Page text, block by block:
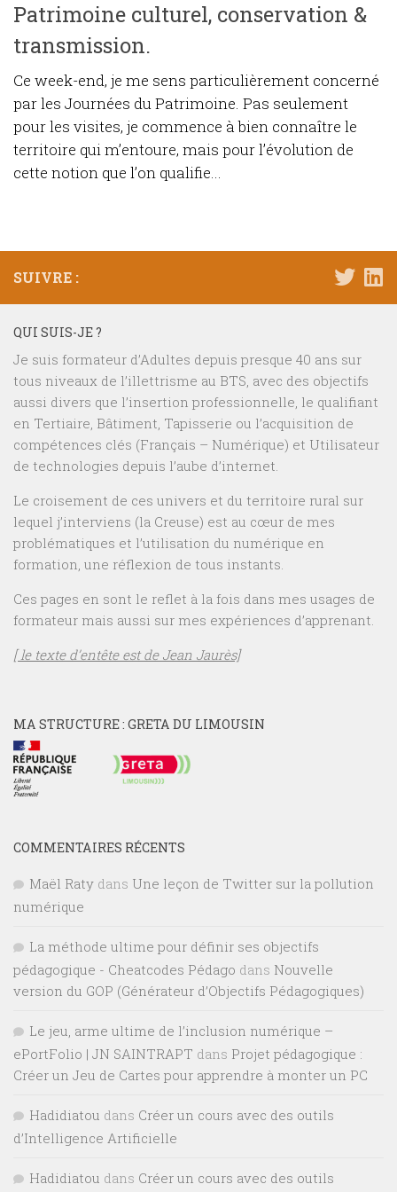
Patrimoine culturel, conservation &
transmission.
Ce week-end, je me sens particulièrement concerné
par les Journées du Patrimoine. Pas seulement
pour les visites, je commence à bien connaître le
territoire qui m’entoure, mais pour l’évolution de
cette notion que l’on qualifie...
SUIVRE :
QUI SUIS-JE ?
Je suis formateur d’Adultes depuis presque 40 ans sur
tous niveaux de l’illettrisme au BTS, avec des objectifs
aussi divers que l’insertion professionnelle, le qualifiant
en Tertiaire, Bâtiment, Tapisserie ou l’acquisition de
compétences clés (Français – Numérique) et Utilisateur
de technologies depuis l’aube d’internet.
Le croisement de ces univers et du territoire rural sur
lequel j’interviens (la Creuse) est au cœur de mes
problématiques et l’utilisation du numérique en
formation, une réflexion de tous instants.
Ces pages en sont le reflet à la fois dans mes usages de
formateur mais aussi sur mes expériences d’apprenant.
[ le texte d’entête est de Jean Jaurès]
MA STRUCTURE : GRETA DU LIMOUSIN
COMMENTAIRES RÉCENTS
Maël Raty dans Une leçon de Twitter sur la pollution
numérique
La méthode ultime pour définir ses objectifs
pédagogique - Cheatcodes Pédago dans Nouvelle
version du GOP (Générateur d’Objectifs Pédagogiques)
Le jeu, arme ultime de l’inclusion numérique –
ePortFolio | JN SAINTRAPT dans Projet pédagogique :
Créer un Jeu de Cartes pour apprendre à monter un PC
Hadidiatou dans Créer un cours avec des outils
d’Intelligence Artificielle
Hadidiatou dans Créer un cours avec des outils